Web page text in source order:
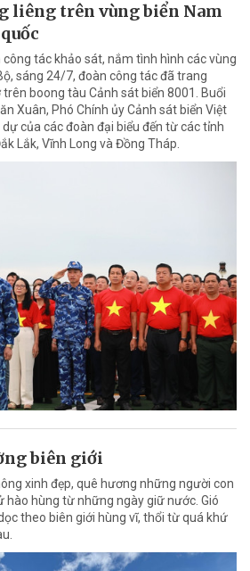
liêng trên vùng biển Nam
tác khảo sát, nắm tình hình các vùng
sáng 24/7, đoàn công tác đã trang
boong tàu Cảnh sát biển 8001. Buổi
Xuân, Phó Chính ủy Cảnh sát biển Việt
của các đoàn đại biểu đến từ các tỉnh
Lắk, Vĩnh Long và Đồng Tháp.
biên giới
xinh đẹp, quê hương những người con
hào hùng từ những ngày giữ nước. Gió
theo biên giới hùng vĩ, thổi từ quá khứ